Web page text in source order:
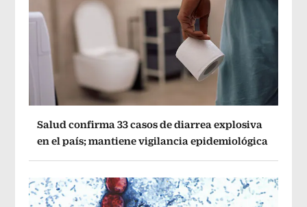
Salud confirma 33 casos de diarrea explosiva
en el país; mantiene vigilancia epidemiológica